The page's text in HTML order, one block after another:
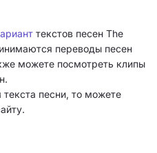
текстов песен The
переводы песен
можете посмотреть клипы
песни, то можете